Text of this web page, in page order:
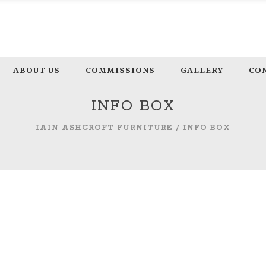
ABOUT US COMMISSIONS GALLERY
INFO BOX
IAIN ASHCROFT FURNITURE / INFO BOX